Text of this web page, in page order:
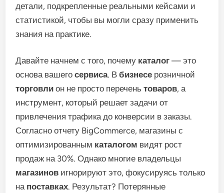
детали, подкрепленные реальными кейсами и
статистикой, чтобы вы могли сразу применить
знания на практике.
Давайте начнем с того, почему каталог — это
основа вашегосервиса. Вбизнесе розничной
торговли он не просто переченьтоваров, а
инструмент, который решает задачи от
привлечения трафика до конверсии в заказы.
Согласно отчету BigCommerce, магазины с
оптимизированным каталогом видят рост
продаж на 30%. Однако многие владельцы
магазинов игнорируют это, фокусируясь только
на поставках. Результат? Потерянные